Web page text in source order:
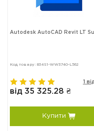
Autodesk AutoCAD Revit LT
Код товару: 834S1-WW3740-L562
1
від 35 325.28 ₴
Купити